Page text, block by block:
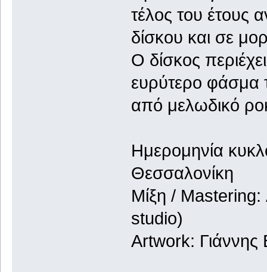
τέλος του έτους
δίσκου και σε
Ο δίσκος
ευρύτερο φάσμα
από μελωδικό
Ημερομηνία
Θεσσαλονίκη
Μίξη /
studio)
Artwork: Γιάννης